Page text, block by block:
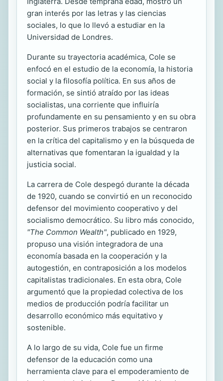
gran interés por las letras y las ciencias
sociales, lo que lo llevó a estudiar en la
Universidad de Londres.
Durante su trayectoria académica, Cole se
enfocó en el estudio de la economía, la historia
social y la filosofía política. En sus años de
formación, se sintió atraído por las ideas
socialistas, una corriente que influiría
profundamente en su pensamiento y en su obra
posterior. Sus primeros trabajos se centraron
en la crítica del capitalismo y en la búsqueda de
alternativas que fomentaran la igualdad y la
justicia social.
La carrera de Cole despegó durante la década
de 1920, cuando se convirtió en un reconocido
defensor del movimiento cooperativo y del
socialismo democrático. Su libro más conocido,
"The Common Wealth", publicado en 1929,
propuso una visión integradora de una
economía basada en la cooperación y la
autogestión, en contraposición a los modelos
capitalistas tradicionales. En esta obra, Cole
argumentó que la propiedad colectiva de los
medios de producción podría facilitar un
desarrollo económico más equitativo y
sostenible.
A lo largo de su vida, Cole fue un firme
defensor de la educación como una
herramienta clave para el empoderamiento de